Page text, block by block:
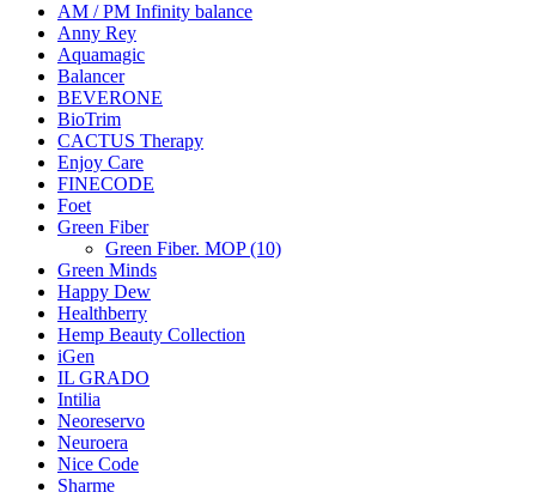
AM / PM Infinity balance
Anny Rey
Aquamagic
Balancer
BEVERONE
BioTrim
CACTUS Therapy
Enjoy Care
FINECODE
Foet
Green Fiber
Green Fiber. MOP (10)
Green Minds
Happy Dew
Healthberry
Hemp Beauty Collection
iGen
IL GRADO
Intilia
Neoreservo
Neuroera
Nice Code
Sharme